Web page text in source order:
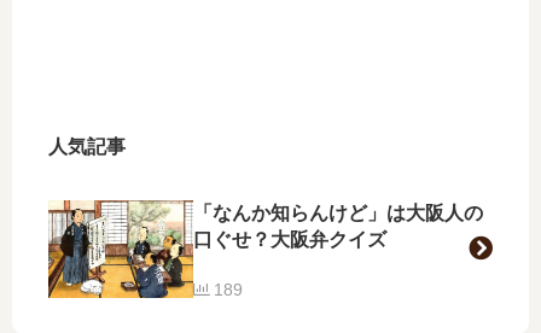
人気記事
「なんか知らんけど」は大阪人の
口ぐせ？大阪弁クイズ
189